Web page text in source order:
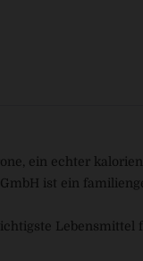
ein echter
ist ein